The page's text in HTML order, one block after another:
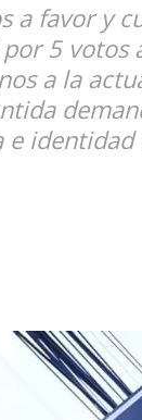
a favor y
5 votos
a la
identidad